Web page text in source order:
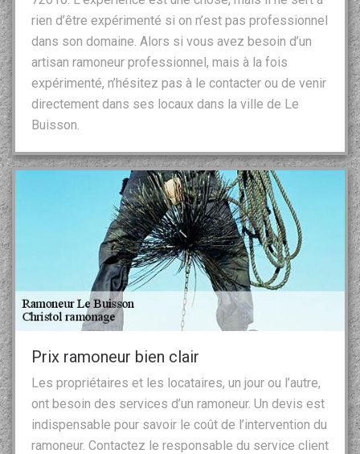
rien d’être expérimenté si on n’est pas professionnel
dans son domaine. Alors si vous avez besoin d’un
artisan ramoneur professionnel, mais à la fois
expérimenté, n’hésitez pas à le contacter ou de venir
directement dans ses locaux dans la ville de Le
Buisson.
Prix ramoneur bien clair
Les propriétaires et les locataires, un jour ou l’autre,
ont besoin des services d’un ramoneur. Un devis est
indispensable pour savoir le coût de l’intervention du
ramoneur. Contactez le responsable du service client